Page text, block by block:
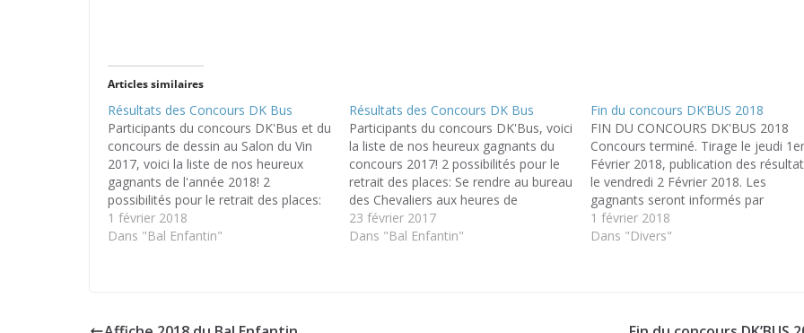
Articles similaires
Résultats des Concours DK Bus
Participants du concours DK'Bus et du
concours de dessin au Salon du Vin
2017, voici la liste de nos heureux
gagnants de l'année 2018! 2
possibilités pour le retrait des places:
Se rendre au bureau des Chevaliers
aux heures de permanences Le
1 février 2018
Dans "Bal Enfantin"
Résultats des Concours DK Bus
Participants du concours DK'Bus, voici
la liste de nos heureux gagnants du
concours 2017! 2 possibilités pour le
retrait des places: Se rendre au bureau
des Chevaliers aux heures de
permanences Le Mardi matin de 10H
à 12H Le Jeudi matin de 10H à 12H Le
23 février 2017
Dans "Bal Enfantin"
Fin du concours DK’BUS 2018
FIN DU CONCOURS DK'BUS 2018
Concours terminé. Tirage le jeudi 1er
Février 2018, publication des
le vendredi 2 Février 2018. Les
gagnants seront informés par
affichage et par email pour venir
retirer leurs places au siège des
1 février 2018
Dans "Divers"